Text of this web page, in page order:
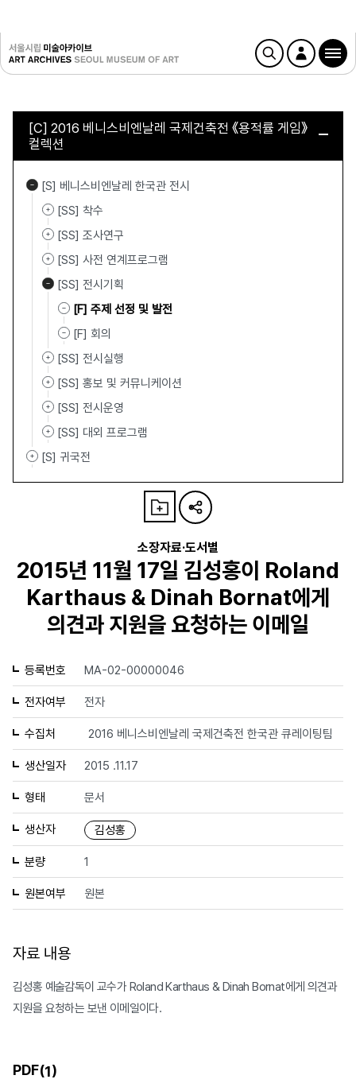
[C] 2016 베니스비엔날레 국제건축전 《용적률 게임》
컬렉션
[S] 베니스비엔날레 한국관 전시
[SS] 착수
[SS] 조사연구
[SS] 사전 연계프로그램
[SS] 전시기획
[F] 주제 선정 및 발전
[F] 회의
[SS] 전시실행
[SS] 홍보 및 커뮤니케이션
[SS] 전시운영
[SS] 대외 프로그램
[S] 귀국전
소장자료·도서별
2015년 11월 17일 김성홍이 Roland
Karthaus & Dinah Bornat에게
의견과 지원을 요청하는 이메일
등록번호 MA-02-00000046
전자여부 전자
수집처 2016 베니스비엔날레 국제건축전 한국관 큐레이팅팀
생산일자 2015 .11.17
형태 문서
생산자 김성홍
분량 1
원본여부 원본
자료 내용
김성홍 예술감독이 교수가 Roland Karthaus & Dinah Bornat에게 의견과
지원을 요청하는 보낸 이메일이다.
PDF(1)